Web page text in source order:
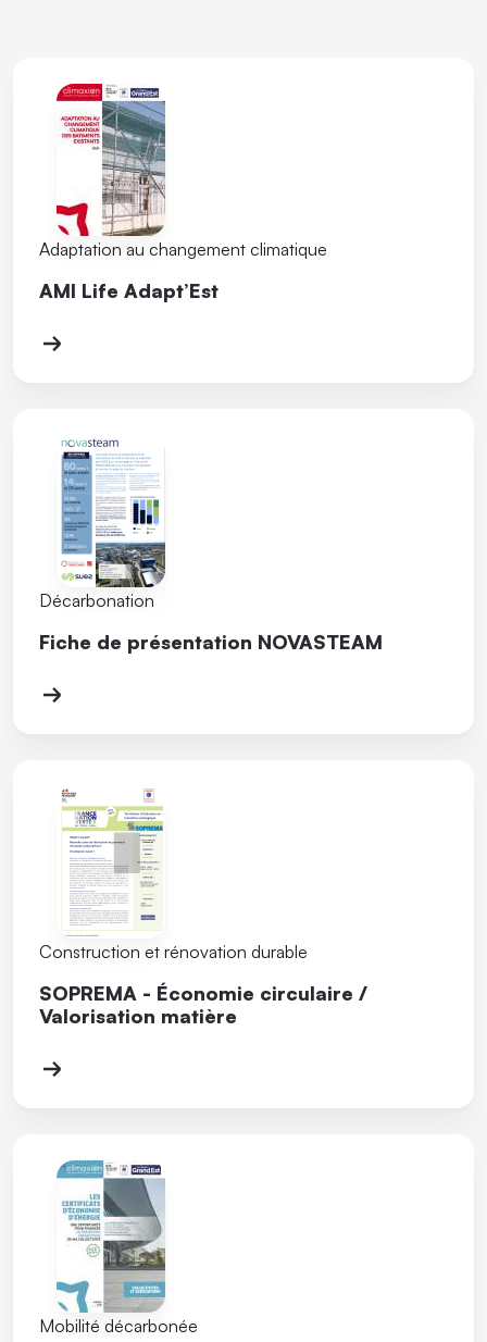
Adaptation au changement climatique
AMI Life Adapt’Est
Décarbonation
Fiche de présentation NOVASTEAM
Construction et rénovation durable
SOPREMA - Économie circulaire /
Valorisation matière
Mobilité décarbonée